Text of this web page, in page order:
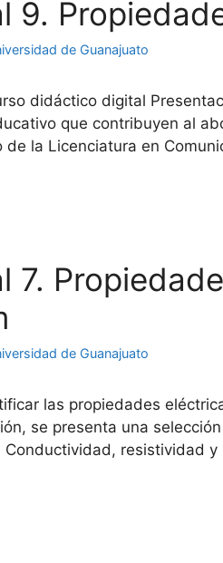
9.
de Guanajuato
didáctico digital
que contribuyen al
la Licenciatura en
7.
de Guanajuato
las propiedades
se presenta una
resistividad